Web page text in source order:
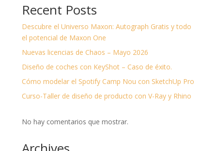
Recent Posts
Descubre el Universo Maxon: Autograph Gratis y todo
el potencial de Maxon One
Nuevas licencias de Chaos – Mayo 2026
Diseño de coches con KeyShot – Caso de éxito.
Cómo modelar el Spotify Camp Nou con SketchUp Pro
Curso-Taller de diseño de producto con V-Ray y Rhino
No hay comentarios que mostrar.